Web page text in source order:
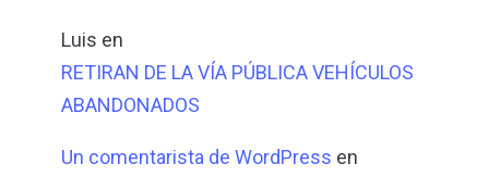
Luis en
RETIRAN DE LA VÍA PÚBLICA VEHÍCULOS
ABANDONADOS
Un comentarista de WordPress en